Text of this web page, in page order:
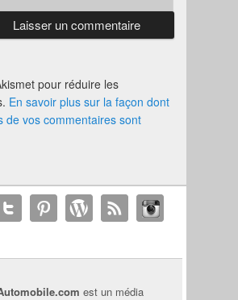
pour réduire les
En savoir plus sur la façon dont
de vos commentaires sont
est un média